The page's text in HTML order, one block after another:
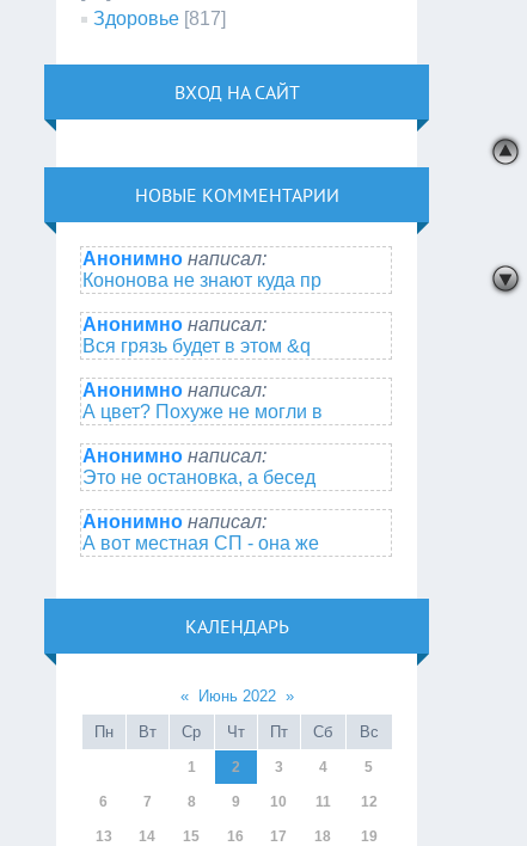
Здоровье [817]
ВХОД НА САЙТ
НОВЫЕ КОММЕНТАРИИ
Анонимно написал:
Кононова не знают куда пр
Анонимно написал:
Вся грязь будет в этом &q
Анонимно написал:
А цвет? Похуже не могли в
Анонимно написал:
Это не остановка, а бесед
Анонимно написал:
А вот местная СП - она же
КАЛЕНДАРЬ
« Июнь 2022 »
Пн
Вт Ср Чт Пт Сб Вс
1 2 3 4 5
6 7 8 9 10 11 12
13 14 15 16 17 18 19